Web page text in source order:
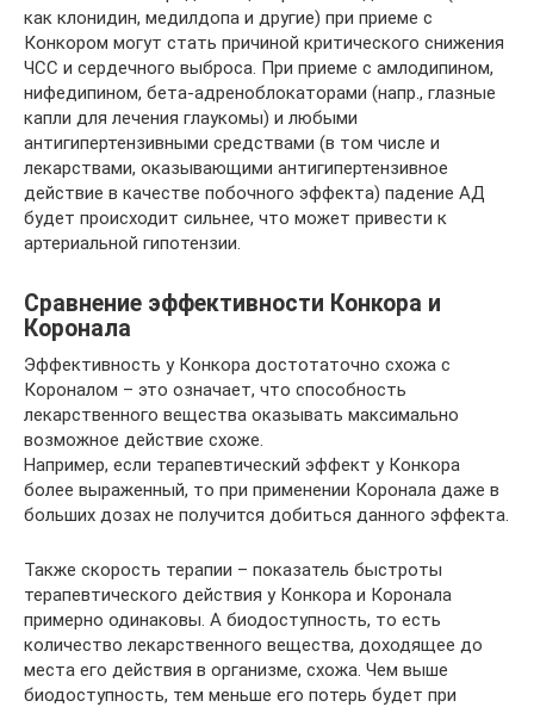
как клонидин, медилдопа и другие) при приеме с
Конкором могут стать причиной критического снижения
ЧСС и сердечного выброса. При приеме с амлодипином,
нифедипином, бета-адреноблокаторами (напр., глазные
капли для лечения глаукомы) и любыми
антигипертензивными средствами (в том числе и
лекарствами, оказывающими антигипертензивное
действие в качестве побочного эффекта) падение АД
будет происходит сильнее, что может привести к
артериальной гипотензии.
Сравнение эффективности Конкора и
Коронала
Эффективность у Конкора достотаточно схожа с
Короналом – это означает, что способность
лекарственного вещества оказывать максимально
возможное действие схоже.
Например, если терапевтический эффект у Конкора
более выраженный, то при применении Коронала даже в
больших дозах не получится добиться данного эффекта.
Также скорость терапии – показатель быстроты
терапевтического действия у Конкора и Коронала
примерно одинаковы. А биодоступность, то есть
количество лекарственного вещества, доходящее до
места его действия в организме, схожа. Чем выше
биодоступность, тем меньше его потерь будет при